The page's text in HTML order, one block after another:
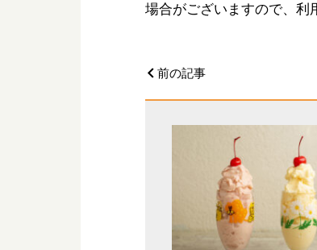
場合がございますので、利
前の記事